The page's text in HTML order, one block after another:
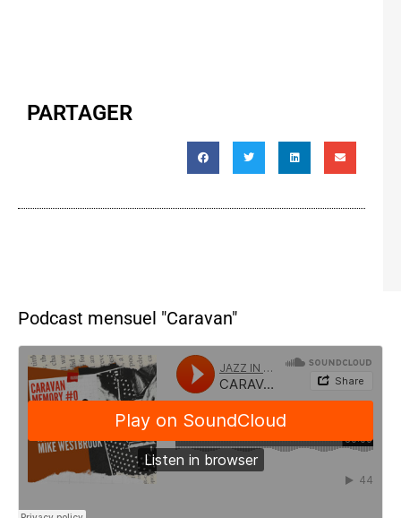
PARTAGER
Podcast mensuel "Caravan"